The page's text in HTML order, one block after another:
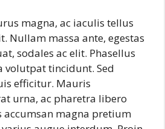
magna, ac iaculis tellus
Nullam massa ante, egestas
sodales ac elit. Phasellus
volutpat tincidunt. Sed
efficitur. Mauris
urna, ac pharetra libero
magna pretium